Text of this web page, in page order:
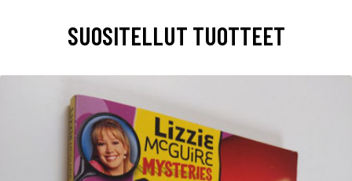
SUOSITELLUT TUOTTEET